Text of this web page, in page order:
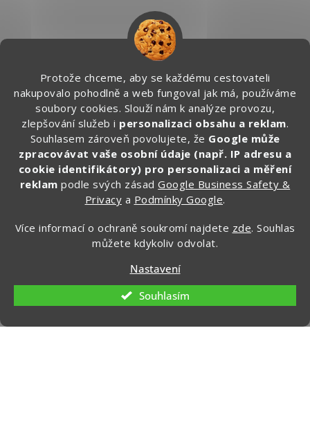
Protože chceme, aby se každému cestovateli
nakupovalo pohodlně a web fungoval jak má, používáme
soubory cookies. Slouží nám k analýze provozu,
zlepšování služeb i personalizaci obsahu a reklam.
Souhlasem zároveň povolujete, že Google může
zpracovávat vaše osobní údaje (např. IP adresu a
cookie identifikátory) pro personalizaci a měření
reklam podle svých zásadGoogle Business Safety &
Privacy a Podmínky Google.
Více informací o ochraně soukromí najdete zde. Souhlas
můžete kdykoliv odvolat.
Nastavení
Souhlasím
info @zapakuj.cz
+420 734 266 587 (PO-PÁ, 9:00 – 17:00)
Zapakuj CZ/SK
zapakuj_czsk
@zapakuj_cz